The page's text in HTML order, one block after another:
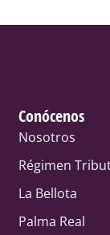
Conócenos
Nosotros
Régimen
La Bellota
Palma Real